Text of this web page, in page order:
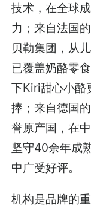
技术，在全球
力；来自法国
贝勒集团，从
已覆盖奶酪零
下Kiri甜心小酪
捧；来自德国
誉原产国，在
坚守40余年成
中广受好评。
机构是品牌的